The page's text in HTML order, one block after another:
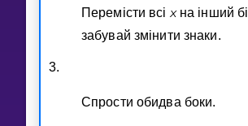
Перемiсти всi xна iнший
забувай змiнити знаки.
3.
Спрости обидва боки.